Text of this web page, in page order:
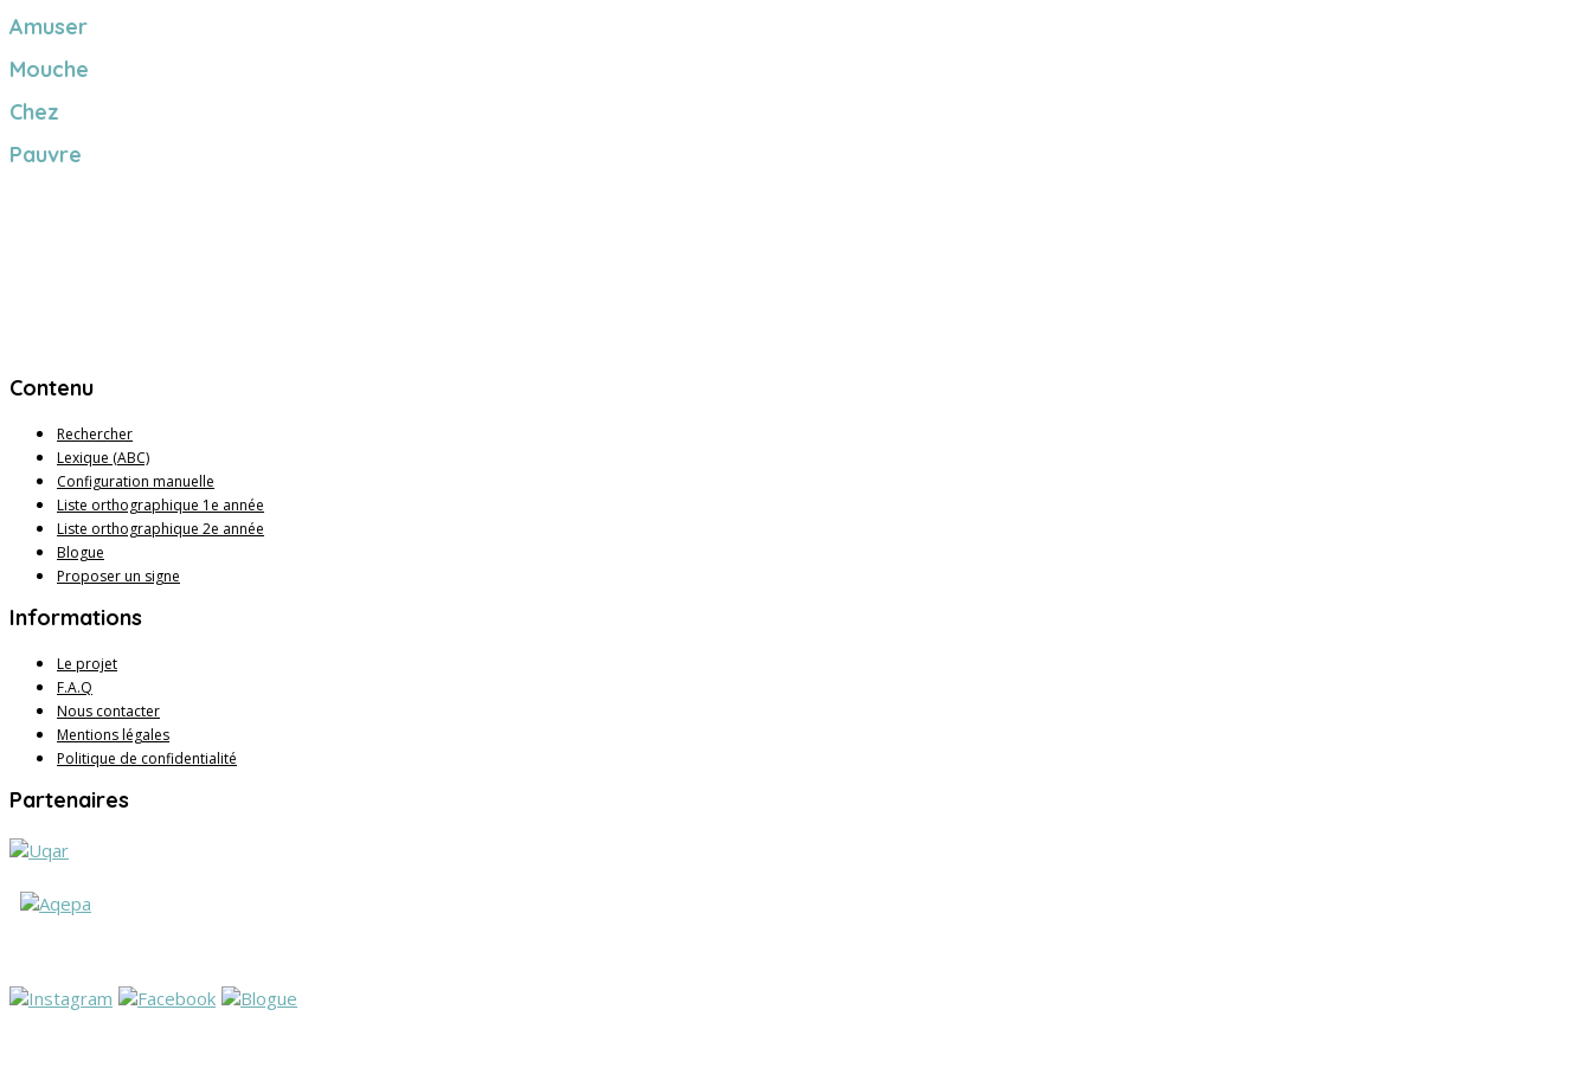
Amuser
Mouche
Chez
Pauvre
Contenu
Rechercher
Lexique (ABC)
Configuration manuelle
Liste orthographique 1e année
Liste orthographique 2e année
Blogue
Proposer un signe
Informations
Le projet
F.A.Q
Nous contacter
Mentions légales
Politique de confidentialité
Partenaires